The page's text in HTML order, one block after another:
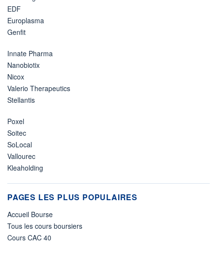
EDF
Europlasma
Genfit
Innate Pharma
Nanobiotix
Nicox
Valerio Therapeutics
Stellantis
Poxel
Soitec
SoLocal
Vallourec
Kleaholding
PAGES LES PLUS POPULAIRES
Accueil Bourse
Tous les cours boursiers
Cours CAC 40